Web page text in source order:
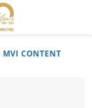
MVI CONTENT